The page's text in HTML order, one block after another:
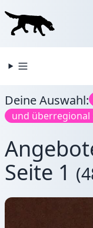
Deine Auswahl:
und überregional
Seite 1